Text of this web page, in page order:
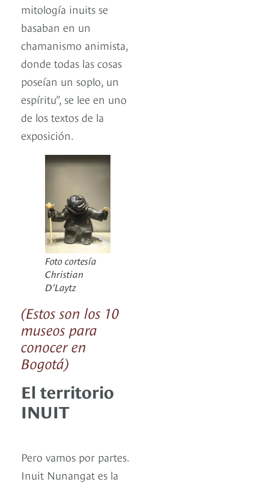
mitología inuits se
basaban en un
chamanismo animista,
donde todas las cosas
poseían un soplo, un
espíritu”, se lee en uno
de los textos de la
exposición.
Foto cortesía
Christian
D’Laytz
(Estos son los 10
museos para
conocer en
Bogotá)
El territorio
INUIT
Pero vamos por partes.
Inuit Nunangat es la